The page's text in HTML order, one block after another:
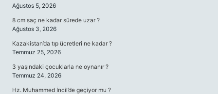
Ağustos 5, 2026
8 cm saç ne kadar sürede uzar ?
Ağustos 3, 2026
Kazakistan’da tıp ücretleri ne kadar ?
Temmuz 25, 2026
3 yaşındaki çocuklarla ne oynanır ?
Temmuz 24, 2026
Hz. Muhammed İncil’de geçiyor mu ?